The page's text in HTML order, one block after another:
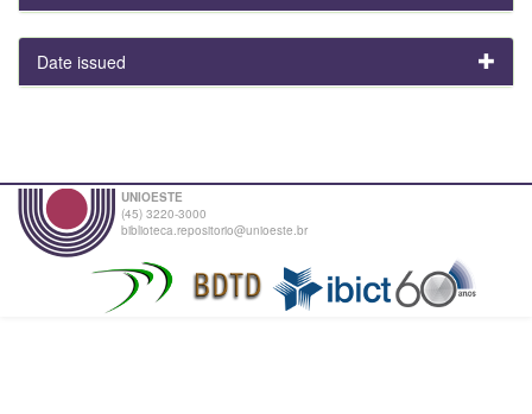
Date issued
UNIOESTE
(45) 3220-3000
biblioteca.repositorio@unioeste.br